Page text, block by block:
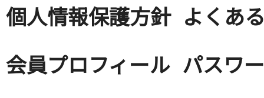
個人情報保護方針 よくあ
会員プロフィール パスワ